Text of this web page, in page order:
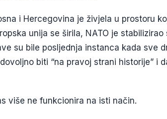
i Hercegovina je živjela u prostoru
unija se širila, NATO je
su bile posljednja instanca kada sve
biti “na pravoj strani historije” i
više ne funkcionira na isti način.